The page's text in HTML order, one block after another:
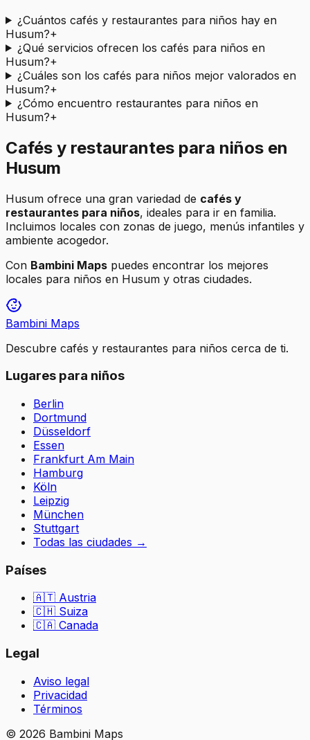
¿Cuántos cafés y restaurantes para niños hay en
Husum?+
¿Qué servicios ofrecen los cafés para niños en
Husum?+
¿Cuáles son los cafés para niños mejor valorados en
Husum?+
¿Cómo encuentro restaurantes para niños en
Husum?+
Cafés y restaurantes para niños en
Husum
Husum ofrece una gran variedad de cafés y
restaurantes para niños, ideales para ir en familia.
Incluimos locales con zonas de juego, menús infantiles y
ambiente acogedor.
Con Bambini Maps puedes encontrar los mejores
locales para niños en Husum y otras ciudades.
Bambini Maps
Descubre cafés y restaurantes para niños cerca de ti.
Lugares para niños
Berlin
Dortmund
Düsseldorf
Essen
Frankfurt Am Main
Hamburg
Köln
Leipzig
München
Stuttgart
Todas las ciudades →
Países
🇦🇹 Austria
🇨🇭 Suiza
🇨🇦 Canada
Legal
Aviso legal
Privacidad
Términos
© 2026 Bambini Maps